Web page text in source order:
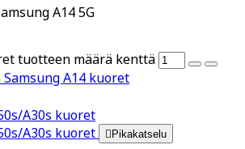
A14 5G
tuotteen määrä kenttä
Samsung A14 kuoret
 Pikakatselu